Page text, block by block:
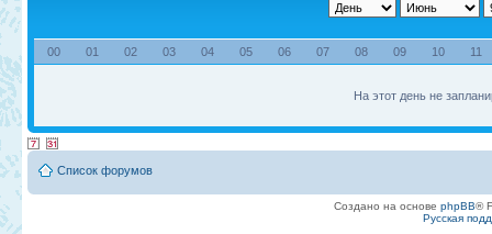
00 01 02 03 04 05 06 07 08 09 10 11
На этот день не
Список форумов
Создано на основе phpBB®
Русская